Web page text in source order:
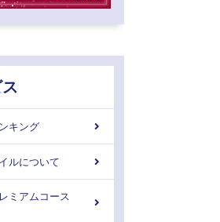
キング
ルについて
ミアムコース